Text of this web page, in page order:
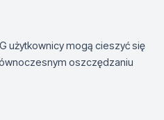
użytkownicy mogą cieszyć się
oszczędzaniu